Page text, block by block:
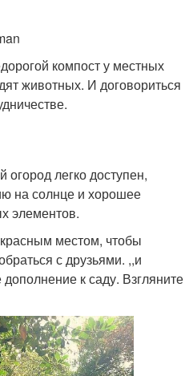
компост у местных
животных. И договориться
легко доступен,
на солнце и хорошее
элементов.
местом, чтобы
с друзьями. ,,и
к саду. Взгляните